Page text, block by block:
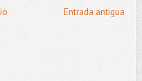
Entrada antigua